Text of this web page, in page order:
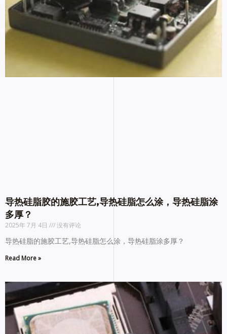
导热硅脂胶的施胶工艺,导热硅脂怎么涂，导热硅脂涂
多厚？
2025年 7月 4日 没有评论
导热硅脂的施胶工艺,导热硅脂怎么涂，导热硅脂涂多厚？
Read More »